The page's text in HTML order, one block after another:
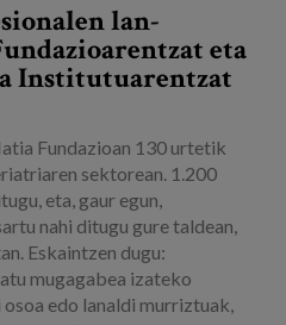
lan-
eta
Institutuarentzat
Fundazioan 130 urtetik
sektorean. 1.200
eta, gaur egun,
nahi ditugu gure taldean,
Eskaintzen dugu:
mugagabea izateko
edo lanaldi murriztuak,